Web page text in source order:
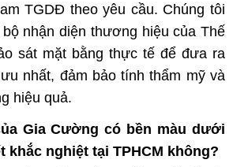
TGDĐ theo yêu cầu. Chúng tôi
nhận diện thương hiệu của Thế
sát mặt bằng thực tế để đưa ra
nhất, đảm bảo tính thẩm mỹ và
hiệu quả.
Gia Cường có bền màu dưới
khắc nghiệt tại TPHCM không?